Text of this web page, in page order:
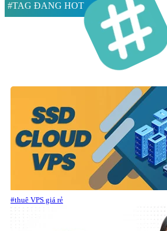
#TAG ĐANG HOT
#thuê VPS giá rẻ